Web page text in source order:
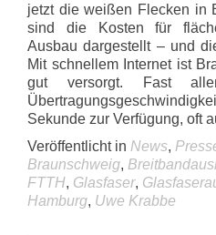
jetzt die weißen Flecken in
sind die Kosten für
Ausbau dargestellt – und
Mit schnellem Internet ist
gut versorgt. Fast
Sekunde zur Verfügung, oft
Veröffentlicht in News,
Braunschweig,
FTTH, Glasfaser,
Hamburg, Uwe Krabbe